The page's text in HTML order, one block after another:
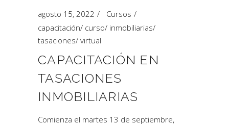
agosto 15, 2022
Cursos
capacitación/ curso/ inmobiliarias/
tasaciones/ virtual
CAPACITACIÓN EN
TASACIONES
INMOBILIARIAS
Comienza el martes 13 de septiembre,